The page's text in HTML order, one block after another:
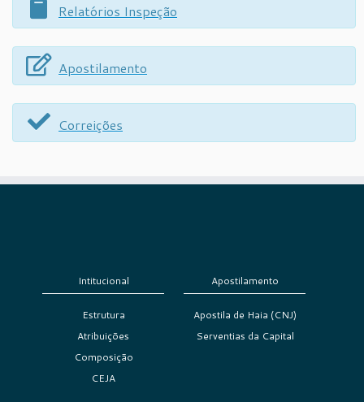
Relatórios Inspeção
Apostilamento
Correições
Intitucional
Estrutura
Atribuições
Composição
CEJA
Apostilamento
Apostila de Haia (CNJ)
Serventias da Capital